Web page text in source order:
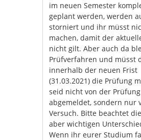
im neuen Semester
geplant werden, werden
storniert und ihr müsst
machen, damit der
nicht gilt. Aber auch da
Prüfverfahren und müsst
innerhalb der neuen Frist
(31.03.2021) die Prüfung
seid nicht von der
abgemeldet, sondern nur
Versuch. Bitte beachtet
aber wichtigen
Wenn ihr eurer Studium